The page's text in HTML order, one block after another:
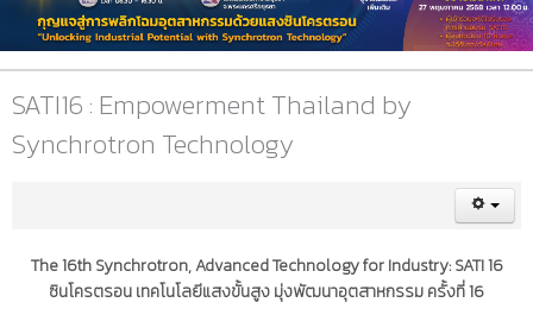
SATI16 : Empowerment Thailand by
Synchrotron Technology
The 16th Synchrotron, Advanced Technology for Industry: SATI 16
ซินโครตรอน เทคโนโลยีแสงขั้นสูง มุ่งพัฒนาอุตสาหกรรม ครั้งที่ 16